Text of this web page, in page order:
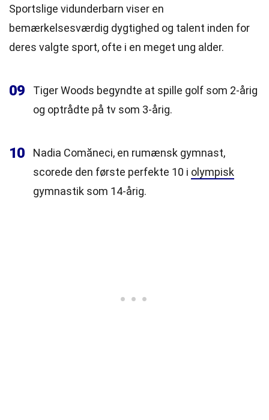
Sportslige vidunderbarn viser en
bemærkelsesværdig dygtighed og talent inden for
deres valgte sport, ofte i en meget ung alder.
09
Tiger Woods begyndte at spille golf som 2-årig
og optrådte på tv som 3-årig.
10
Nadia Comăneci, en rumænsk gymnast,
scorede den første perfekte 10 i olympisk
gymnastik som 14-årig.